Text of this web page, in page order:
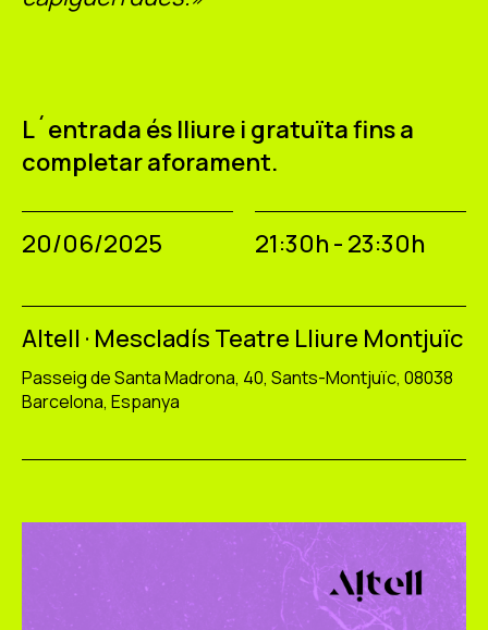
L´entrada és lliure i gratuïta fins a
completar aforament.
20/06/2025 21:30h - 23:30h
Altell · Mescladís Teatre Lliure Montjuïc
Passeig de Santa Madrona, 40, Sants-Montjuïc, 08038
Barcelona, Espanya